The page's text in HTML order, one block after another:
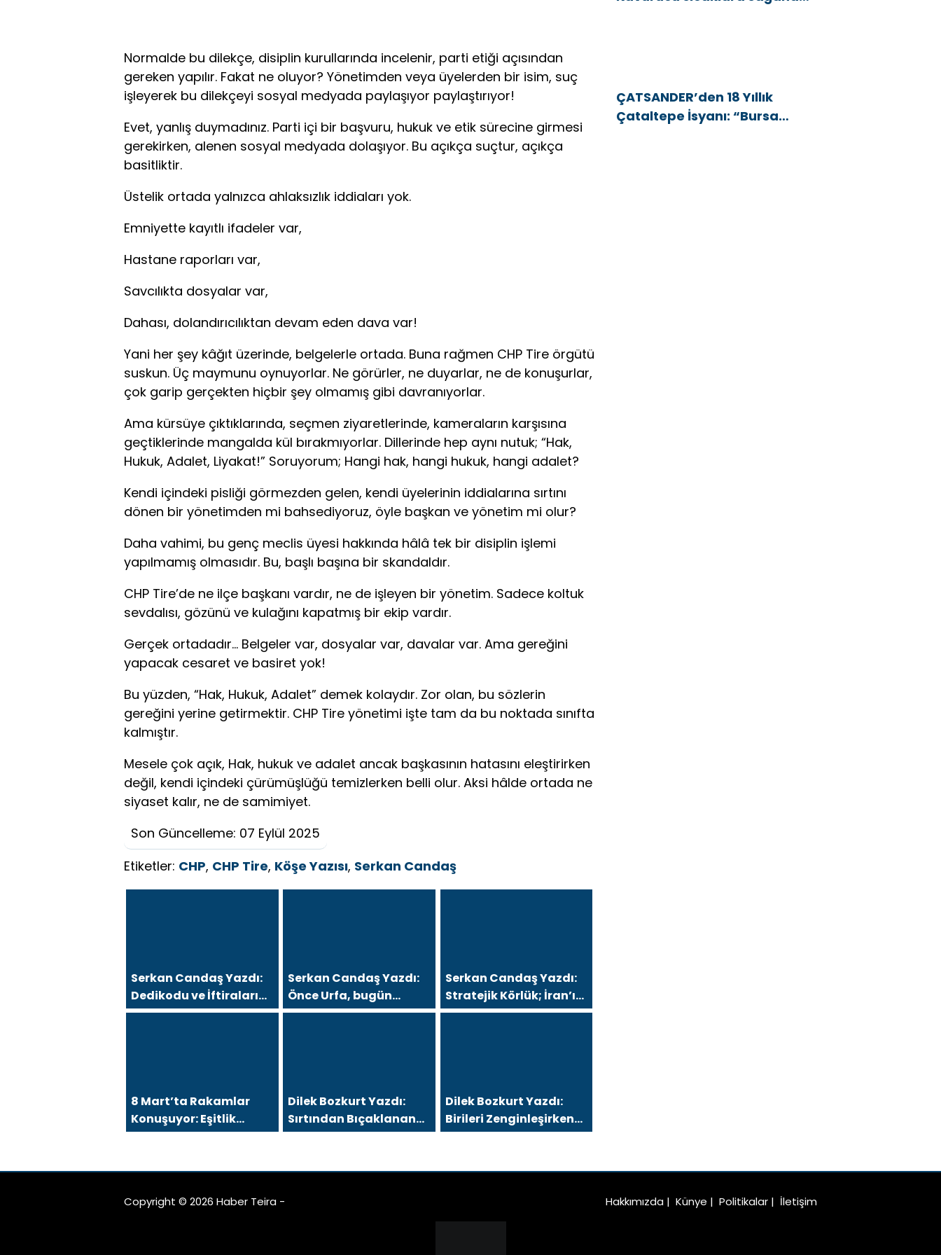
Normalde bu dilekçe, disiplin kurullarında incelenir, parti etiği açısından
gereken yapılır. Fakat ne oluyor? Yönetimden veya üyelerden bir isim, suç
işleyerek bu dilekçeyi sosyal medyada paylaşıyor paylaştırıyor!
Evet, yanlış duymadınız. Parti içi bir başvuru, hukuk ve etik sürecine girmesi
gerekirken, alenen sosyal medyada dolaşıyor. Bu açıkça suçtur, açıkça
basitliktir.
Üstelik ortada yalnızca ahlaksızlık iddiaları yok.
Emniyette kayıtlı ifadeler var,
Hastane raporları var,
Savcılıkta dosyalar var,
Dahası, dolandırıcılıktan devam eden dava var!
Yani her şey kâğıt üzerinde, belgelerle ortada. Buna rağmen CHP Tire örgütü
suskun. Üç maymunu oynuyorlar. Ne görürler, ne duyarlar, ne de konuşurlar,
çok garip gerçekten hiçbir şey olmamış gibi davranıyorlar.
Ama kürsüye çıktıklarında, seçmen ziyaretlerinde, kameraların karşısına
geçtiklerinde mangalda kül bırakmıyorlar. Dillerinde hep aynı nutuk; “Hak,
Hukuk, Adalet, Liyakat!” Soruyorum; Hangi hak, hangi hukuk, hangi adalet?
Kendi içindeki pisliği görmezden gelen, kendi üyelerinin iddialarına sırtını
dönen bir yönetimden mi bahsediyoruz, öyle başkan ve yönetim mi olur?
Daha vahimi, bu genç meclis üyesi hakkında hâlâ tek bir disiplin işlemi
yapılmamış olmasıdır. Bu, başlı başına bir skandaldır.
CHP Tire’de ne ilçe başkanı vardır, ne de işleyen bir yönetim. Sadece koltuk
sevdalısı, gözünü ve kulağını kapatmış bir ekip vardır.
Gerçek ortadadır… Belgeler var, dosyalar var, davalar var. Ama gereğini
yapacak cesaret ve basiret yok!
Bu yüzden, “Hak, Hukuk, Adalet” demek kolaydır. Zor olan, bu sözlerin
gereğini yerine getirmektir. CHP Tire yönetimi işte tam da bu noktada sınıfta
kalmıştır.
Mesele çok açık, Hak, hukuk ve adalet ancak başkasının hatasını eleştirirken
değil, kendi içindeki çürümüşlüğü temizlerken belli olur. Aksi hâlde ortada ne
siyaset kalır, ne de samimiyet.
Son Güncelleme: 07 Eylül 2025
Etiketler: CHP, CHP Tire, Köşe Yazısı, Serkan Candaş
Serkan Candaş Yazdı:
Dedikodu ve İftiralarını
İspat Edemeyen Hukuk
Serkan Candaş Yazdı:
Önce Urfa, bugün
Kahramanmaraş ve
Serkan Candaş Yazdı:
Stratejik Körlük; İran’ı
“Arap Baharı”
8 Mart’ta Rakamlar
Konuşuyor: Eşitlik
Talebi Sürerken
mu?
Dilek Bozkurt Yazdı:
Sırtından Bıçaklanan
Gelecek
Dilek Bozkurt Yazdı:
Birileri Zenginleşirken
Kimler Eksiliyor?
ÇATSANDER’den 18 Yıllık
Çataltepe İsyanı: “Bursa
Copyright © 2026 Haber Teira - Hakkımızda | Künye | Politikalar | İletişim